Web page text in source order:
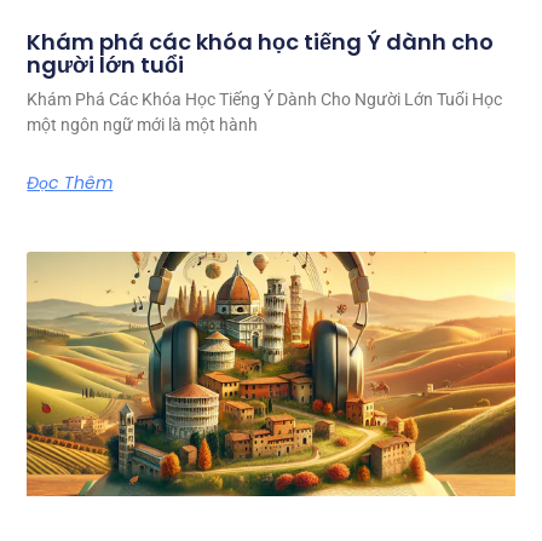
Khám phá các khóa học tiếng Ý dành cho
người lớn tuổi
Khám Phá Các Khóa Học Tiếng Ý Dành Cho Người Lớn Tuổi Học
một ngôn ngữ mới là một hành
Đọc Thêm